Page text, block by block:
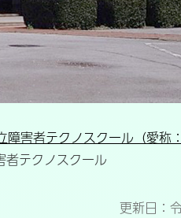
障害者テクノスクール（愛称
者テクノスクール
更新日：